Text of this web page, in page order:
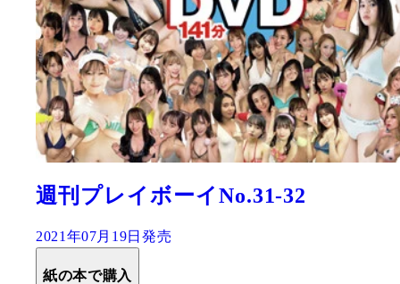
週刊プレイボーイNo.31-32
2021年07月19日発売
紙の本で購入